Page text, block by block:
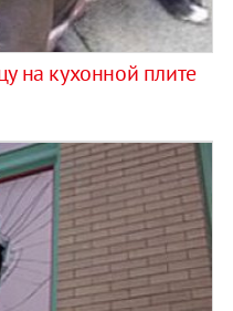
на кухонной плите